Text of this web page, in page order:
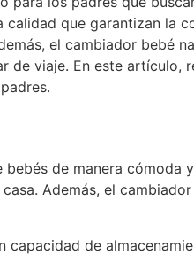
que garantizan la
el cambiador bebé
viaje. En este artículo,
de manera cómoda
Además, el
de